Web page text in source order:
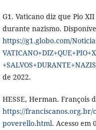
G1. Vaticano diz que Pio
durante nazismo.
https://g1.globo.com/
de 2022.
HESSE, Herman. François
https://franciscanos.org.br/
poverello.html. Acesso em